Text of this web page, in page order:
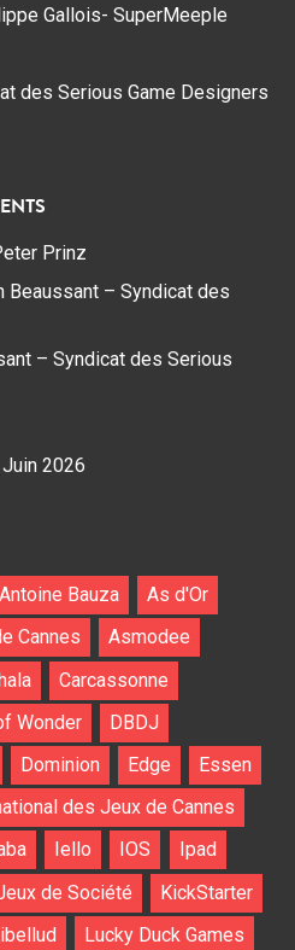
Gallois- SuperMeeple
des Serious Game Designers
Prinz
Beaussant – Syndicat des
– Syndicat des Serious
2026
Antoine Bauza
As d'Or
Cannes
Asmodee
Carcassonne
Wonder
DBDJ
Dominion Edge
Essen
des Jeux de Cannes
Iello IOS
Ipad
de Société
KickStarter
Lucky Duck Games